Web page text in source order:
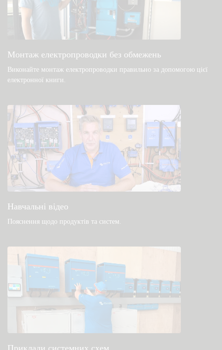
Загальні файли для завантаження та
документація
Монтаж електропроводки без обмежень
Виконайте монтаж електропроводки правильно за допомогою цієї
електронної книги.
Навчальні відео
Пояснення щодо продуктів та систем.